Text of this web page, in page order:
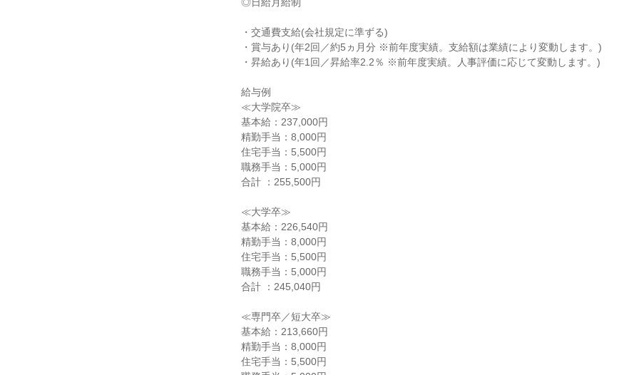
・交通費支給(会社規定に準ずる)
・賞与あり(年2回／約5ヵ月分 ※前年度実績。支給額は業績により変動します。)
・昇給あり(年1回／昇給率2.2％ ※前年度実績。人事評価に応じて変動します。)
給与例
≪大学院卒≫
基本給：237,000円
精勤手当：8,000円
住宅手当：5,500円
職務手当：5,000円
合計 ：255,500円
≪大学卒≫
基本給：226,540円
精勤手当：8,000円
住宅手当：5,500円
職務手当：5,000円
合計 ：245,040円
≪専門卒／短大卒≫
基本給：213,660円
精勤手当：8,000円
住宅手当：5,500円